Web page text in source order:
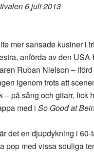
6 juli 2013
mer sansade kusiner i
anförda av den
Ruban Nielson –
igenom trots att
– på sång och gitarr, fick
med i So Good at
det en djupdykning i 60-
pop med vissa souliga